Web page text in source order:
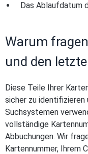
Das Ablaufdatum
Warum
und den
Diese Teile Ihrer
sicher zu identifizieren
Suchsystemen
vollständige
Abbuchungen. Wir
Kartennummer, Ihrem